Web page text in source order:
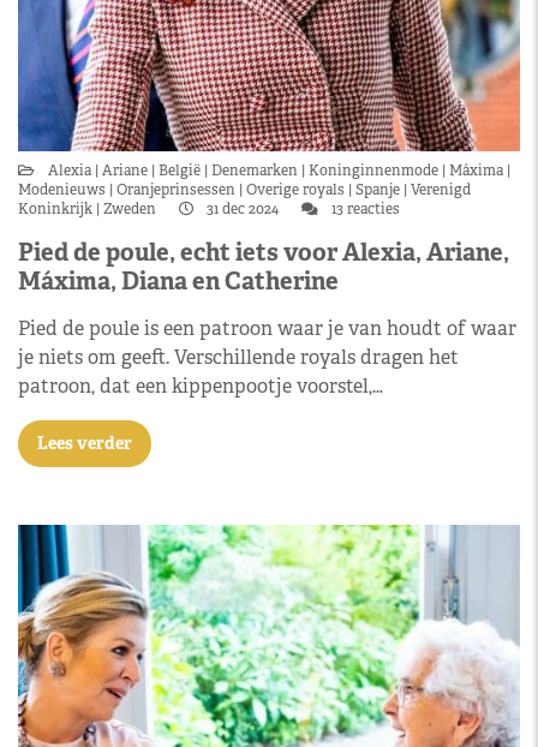
Alexia Ariane België Denemarken Koninginnenmode Máxima
Modenieuws
Oranjeprinsessen Overige royals Spanje Verenigd
Koninkrijk Zweden 31 dec 2024 13 reacties
Pied de poule, echt iets voor Alexia, Ariane,
Máxima, Diana en Catherine
Pied de poule is een patroon waar je van houdt of waar
je niets om geeft. Verschillende royals dragen het
patroon, dat een kippenpootje voorstel,…
Lees verder